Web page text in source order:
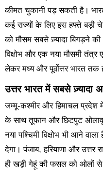
कीमत चुकानी पड़ सकती है।
कई राज्यों के लिए इस हफ्ते बड़ी
को मौसम सबसे ज़्यादा बिगड़ने
विक्षोभ और एक नया मौसमी
लेकर मध्य और पूर्वोत्तर भारत
उत्तर भारत में सबसे ज़्यादा
जम्मू-कश्मीर और हिमाचल प्रदेश
के साथ तूफान और छिटपुट
नया पश्चिमी विक्षोभ भी आने
देगा। पंजाब, हरियाणा और उत्तर
ही खड़ी गेहूं की फसल को ओलों से